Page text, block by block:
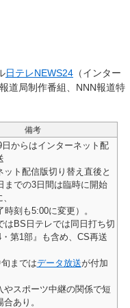
日テレNEWS24 （インター
道局制作番組、NNN報道特
備考
日からはインターネット配
ット配信版切り替え直後と
までの3日間は臨時に開始
時刻も5:00に変更）。
はBS日テレでは同日打ち切
第1部』も含め、CS再送
まではデータ放送が付加
やスポーツ中継の関係で短
あり。